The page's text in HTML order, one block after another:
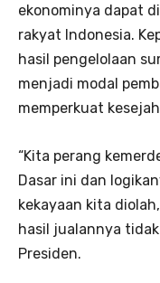
ekonominya dapat
rakyat Indonesia.
hasil pengelolaan
menjadi modal
memperkuat
“Kita perang
Dasar ini dan
kekayaan kita
hasil jualannya
Presiden.